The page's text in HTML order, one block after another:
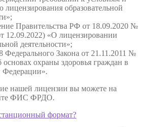
лицензирования образовательной
Правительства РФ от 18.09.2020 №
12.09.2022) «О лицензировании
деятельности»;
Федерального Закона от 21.11.2011 №
охраны здоровья граждан в
Федерации».
нашей лицензии вы можете на
ФИС ФРДО.
формат?